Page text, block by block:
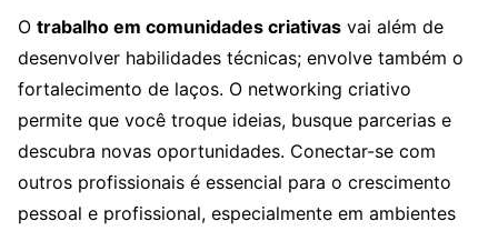
O trabalho em comunidades criativas vai além de
desenvolver habilidades técnicas; envolve também o
fortalecimento de laços. O networking criativo
permite que você troque ideias, busque parcerias e
descubra novas oportunidades. Conectar-se com
outros profissionais é essencial para o crescimento
pessoal e profissional, especialmente em ambientes